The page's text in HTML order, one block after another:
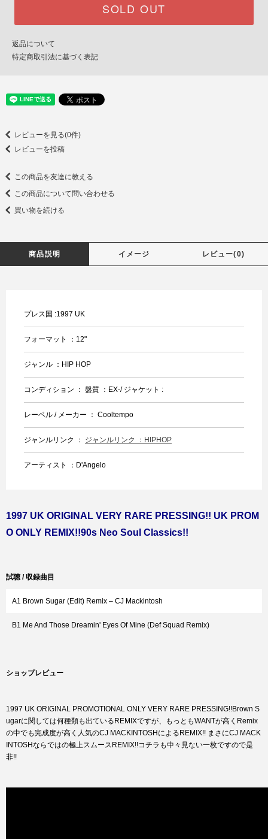
SOLD OUT
返品について
特定商取引法に基づく表記
レビューを見る(0件)
レビューを投稿
この商品を友達に教える
この商品について問い合わせる
買い物を続ける
商品説明 イメージ レビュー(0)
プレス国 :1997 UK
フォーマット ：12"
ジャンル ：HIP HOP
コンディション ： 盤質 ：EX-/ ジャケット :
レーベル / メーカー ： Cooltempo
ジャンルリンク ： ジャンルリンク ：HIPHOP
アーティスト ：D'Angelo
1997 UK ORIGINAL VERY RARE PRESSING!! UK PROM
O ONLY REMIX!!90s Neo Soul Classics!!
試聴 / 収録曲目
A1 Brown Sugar (Edit) Remix – CJ Mackintosh
B1 Me And Those Dreamin' Eyes Of Mine (Def Squad Remix)
ショップレビュー
1997 UK ORIGINAL PROMOTIONAL ONLY VERY RARE PRESSING!!Brown S
ugarに関しては何種類も出ているREMIXですが、もっともWANTが高くRemix
の中でも完成度が高く人気のCJ MACKINTOSHによるREMIX!! まさにCJ MACK
INTOSHならではの極上スムースREMIX!!コチラも中々見ない一枚ですので是
非!!